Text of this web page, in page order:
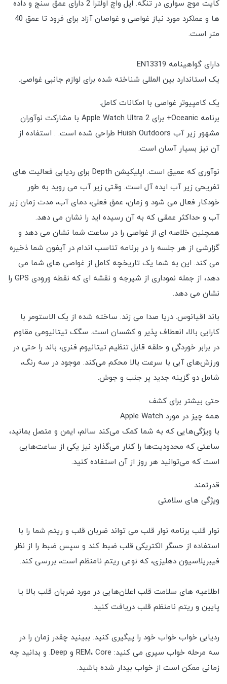
کایت موج سواری در تنگه. اپل واچ اولترا 2 دارای عمق سنج و داده
ها و عملکرد مورد نیاز غواصی و غواصان آزاد برای فرود تا عمق 40
متر است.
دارای گواهینامه EN13319
یک استاندارد بین المللی شناخته شده برای لوازم جانبی غواصی.
یک کامپیوتر غواصی با امکانات کامل.
برنامه Oceanic+ برای Apple Watch Ultra 2 با مشارکت نوآوران
مشهور زیر آب Huish Outdoors طراحی شده است. . استفاده از
آن نیز بسیار آسان است.
نوآوری که عمیق است. اپلیکیشن Depth برای ردیابی فعالیت های
تفریحی زیر آب ایده آل است. وقتی زیر آب می روید به طور
خودکار فعال می شود و زمان، عمق فعلی، دمای آب، مدت زمان زیر
آب و حداکثر عمقی که به آن رسیده اید را نشان می دهد.
همچنین خلاصه ای از غواصی را در ساعت شما نشان می دهد و
گزارشی از هر جلسه را در برنامه تناسب اندام در آیفون شما ذخیره
می کند. این به شما یک تاریخچه کامل از غواصی های شما می
دهد، از جمله نموداری از شیرجه و نقشه ای که نقطه ورودی GPS را
نشان می دهد.
باند اقیانوس. دریا صدا می زند. ساخته شده از یک الاستومر با
کارایی بالا، انعطاف پذیر و کشسان است. سگک تیتانیومی مقاوم
در برابر خوردگی و حلقه قابل تنظیم تیتانیوم فنری، باند را حتی در
ورزش‌های آبی با سرعت بالا محکم می‌کند. موجود در سه رنگ،
شامل دو گزینه جدید پر جنب و جوش.
حتی بیشتر برای کشف
همه چیز در مورد Apple Watch
با ویژگی‌هایی که به شما کمک می‌کند سالم، ایمن و متصل بمانید،
ساعتی که محدودیت‌ها را کنار می‌گذارد نیز یکی از ساعت‌هایی
است که می‌توانید هر روز از آن استفاده کنید.
قدرتمند
ویژگی های سلامتی
نوار قلب برنامه نوار قلب می تواند ضربان قلب و ریتم شما را با
استفاده از حسگر الکتریکی قلب ضبط کند و سپس ضبط را از نظر
فیبریلاسیون دهلیزی، که نوعی ریتم نامنظم است، بررسی کند.
اطلاعیه های سلامت قلب اعلان‌هایی در مورد ضربان قلب بالا یا
پایین و ریتم نامنظم قلب دریافت کنید.
ردیابی خواب خواب خود را پیگیری کنید. ببینید چقدر زمان را در
سه مرحله خواب سپری می کنید: REM، Core و Deep. و بدانید چه
زمانی ممکن است از خواب بیدار شده باشید.